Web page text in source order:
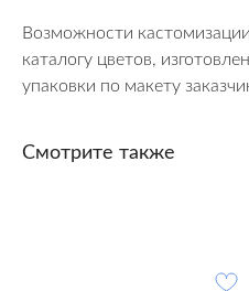
Возможности
каталогу цветов,
упаковки по макету
Смотрите также